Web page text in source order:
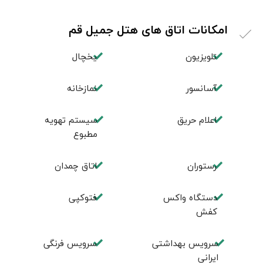
امکانات اتاق های هتل جمیل قم
تلویزیون یخچال
آسانسور نمازخانه
اعلام حریق
سیستم تهویه
مطبوع
رستوران اتاق چمدان
دستگاه واکس
کفش
فتوکپی
سرویس بهداشتی
ایرانی
سرویس فرنگی